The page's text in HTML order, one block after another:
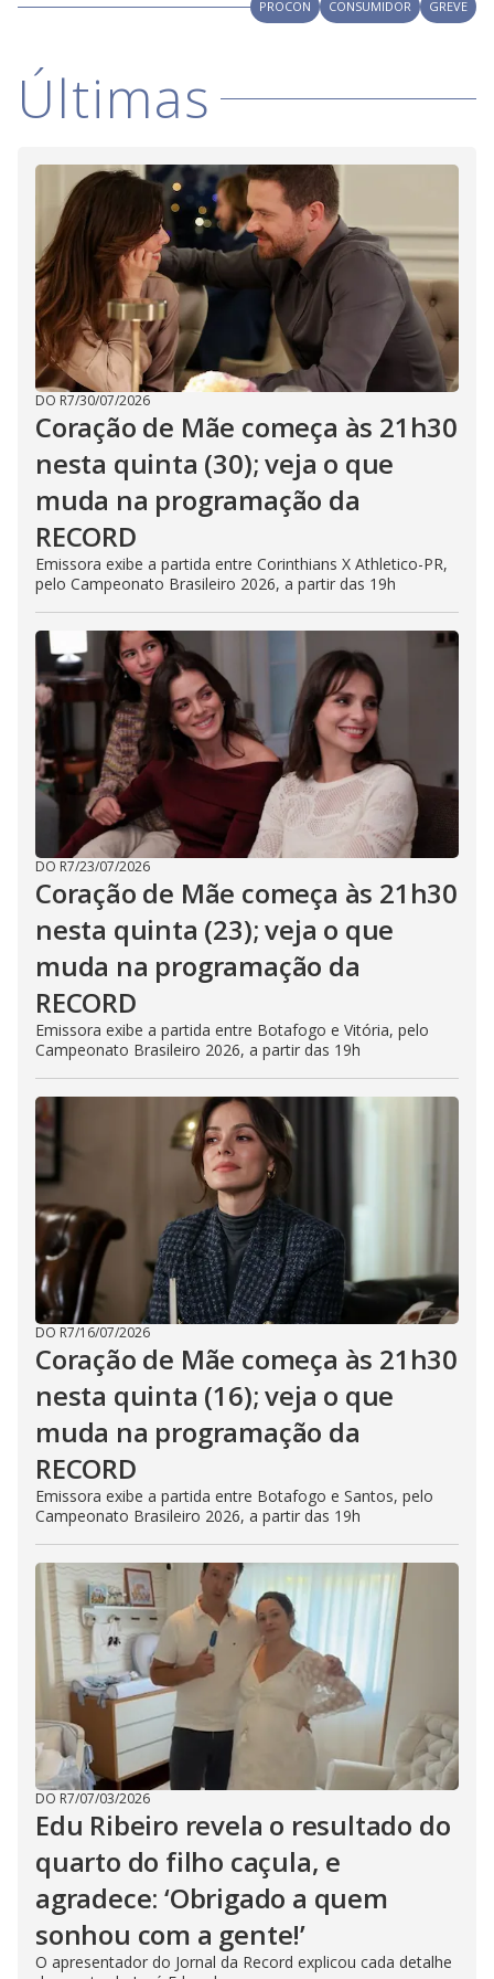
V
i
d
e
o
d PROCON CONSUMIDOR GREVE
Últimas
DO R7/30/07/2026
Coração de Mãe começa às 21h30
nesta quinta (30); veja o que
muda na programação da
RECORD
Emissora exibe a partida entre Corinthians X Athletico-PR,
pelo Campeonato Brasileiro 2026, a partir das 19h
DO R7/23/07/2026
Coração de Mãe começa às 21h30
nesta quinta (23); veja o que
muda na programação da
RECORD
Emissora exibe a partida entre Botafogo e Vitória, pelo
Campeonato Brasileiro 2026, a partir das 19h
DO R7/16/07/2026
Coração de Mãe começa às 21h30
nesta quinta (16); veja o que
muda na programação da
RECORD
Emissora exibe a partida entre Botafogo e Santos, pelo
Campeonato Brasileiro 2026, a partir das 19h
DO R7/07/03/2026
Edu Ribeiro revela o resultado do
quarto do filho caçula, e
agradece: ‘Obrigado a quem
sonhou com a gente!’
O apresentador do Jornal da Record explicou cada detalhe